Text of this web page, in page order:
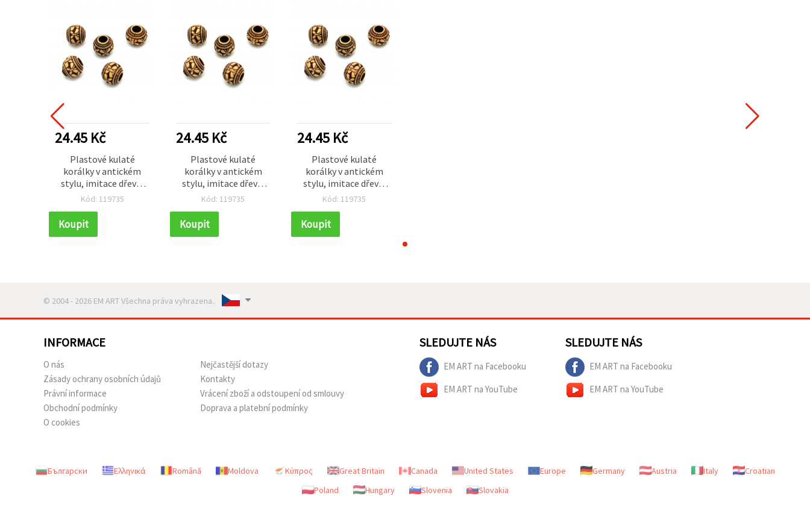
24.45 Kč
Plastové kulaté
korálky v antickém
stylu, imitace dřeva,
10x9 mm, průvlek 4
Kód: 119735
Koupit
24.45 Kč
Plastové kulaté
korálky v antickém
stylu, imitace dřeva,
10x9 mm, průvlek 4
Kód: 119735
Koupit
24.45 Kč
Plastové kulaté
korálky v antickém
stylu, imitace dřeva,
10x9 mm, průvlek 4
Kód: 119735
Koupit
© 2004 - 2026 EM ART Všechna práva vyhrazena..
INFORMACE
O nás
Zásady ochrany osobních údajů
Právní informace
Obchodní podmínky
O cookies
Nejčastější dotazy
Kontakty
Vrácení zboží a odstoupení od smlouvy
Doprava a platební podmínky
SLEDUJTE NÁS
EM ART na Facebooku
EM ART na YouTube
SLEDUJTE NÁS
EM ART na Facebooku
EM ART na YouTube
Български Ελληνικά Română Moldova Κύπρος Great Britain Canada United States Europe Germany Austria Italy
Croatian
Poland
Hungary Slovenia Slovakia